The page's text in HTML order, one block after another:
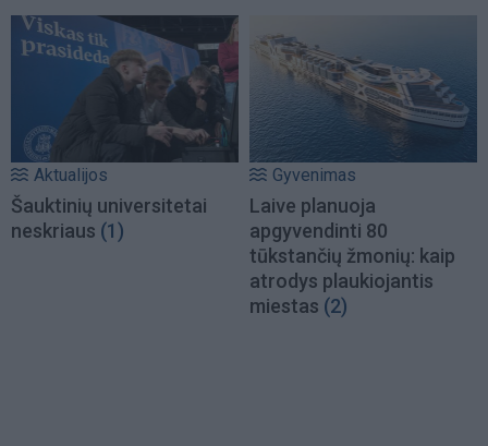
Aktualijos
Šauktinių universitetai
neskriaus (1)
Gyvenimas
Laive planuoja
apgyvendinti 80
tūkstančių žmonių: kaip
atrodys plaukiojantis
miestas (2)